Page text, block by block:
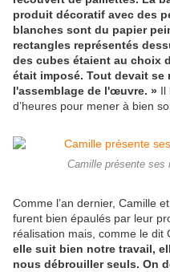
produit décoratif avec des
blanches sont du papier
rectangles représentés
des cubes étaient au choix
était imposé. Tout devait
l'assemblage de l'œuvre. » Il
d’heures pour mener à bien
Camille présente ses
Comme l’an dernier, Camille
furent bien épaulés par leur
réalisation mais, comme le dit
elle suit bien notre travail,
nous débrouiller seuls. On